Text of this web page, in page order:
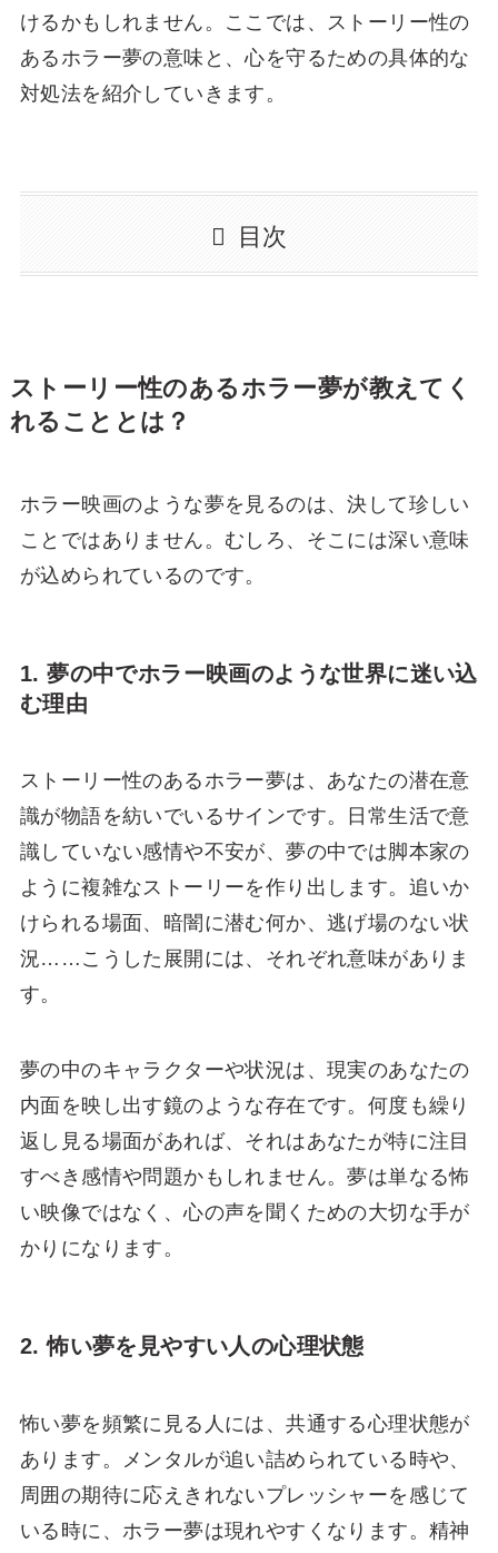
けるかもしれません。ここでは、ストーリー性の
あるホラー夢の意味と、心を守るための具体的な
対処法を紹介していきます。
目次
ストーリー性のあるホラー夢が教えてく
れることとは？
ホラー映画のような夢を見るのは、決して珍しい
ことではありません。むしろ、そこには深い意味
が込められているのです。
1. 夢の中でホラー映画のような世界に迷い込
む理由
ストーリー性のあるホラー夢は、あなたの潜在意
識が物語を紡いでいるサインです。日常生活で意
識していない感情や不安が、夢の中では脚本家の
ように複雑なストーリーを作り出します。追いか
けられる場面、暗闇に潜む何か、逃げ場のない状
況……こうした展開には、それぞれ意味がありま
す。
夢の中のキャラクターや状況は、現実のあなたの
内面を映し出す鏡のような存在です。何度も繰り
返し見る場面があれば、それはあなたが特に注目
すべき感情や問題かもしれません。夢は単なる怖
い映像ではなく、心の声を聞くための大切な手が
かりになります。
2. 怖い夢を見やすい人の心理状態
怖い夢を頻繁に見る人には、共通する心理状態が
あります。メンタルが追い詰められている時や、
周囲の期待に応えきれないプレッシャーを感じて
いる時に、ホラー夢は現れやすくなります。精神